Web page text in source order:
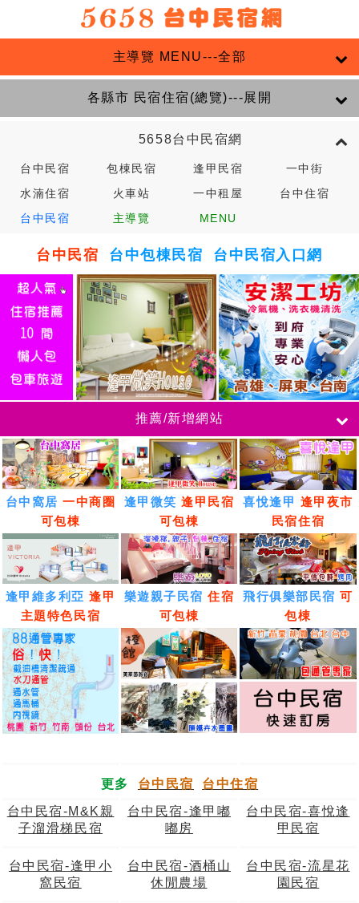
主導覽 MENU---全部
各縣市 民宿住宿(總覽)---展開
5658台中民宿網
台中民宿 包棟民宿 逢甲民宿 一中街
水湳住宿 火車站 一中租屋 台中住宿
台中民宿 主導覽 MENU
台中民宿 台中包棟民宿 台中民宿入口網
推薦/新增網站
台中窩居 一中商圈
可包棟
逢甲微笑 逢甲民宿
可包棟
喜悅逢甲 逢甲夜市
民宿住宿
逢甲維多利亞 逢甲
主題特色民宿
樂遊親子民宿 住宿
可包棟
飛行俱樂部民宿 可
包棟
更多 台中民宿
台中住宿
台中民宿-M&K親
子溜滑梯民宿
台中民宿-逢甲嘟
嘟房
台中民宿-喜悅逢
甲民宿
台中民宿-逢甲小
窩民宿
台中民宿-酒桶山
休閒農場
台中民宿-流星花
園民宿